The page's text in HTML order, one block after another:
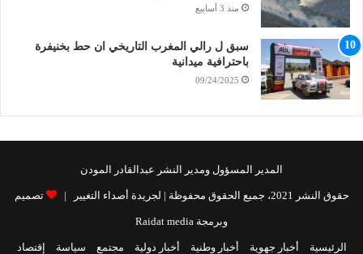
منذ 3 أسابيع
سبق ل رالي المغرب التاريخي ان حط بخنيفرة
باحترافية ميدانية
09/24/2025
المدير المسؤول ومدير النشر عبدالقادر المودن
حقوق النشر 2021، جميع الحقوق محفوظة | لجريدة أصداء التغيير | تصميم
وبرمجة Raidat media
الرئيسية أخبار جهوية أخبار وطنية أخبار دولية مجتمع سياسة إقتصاد